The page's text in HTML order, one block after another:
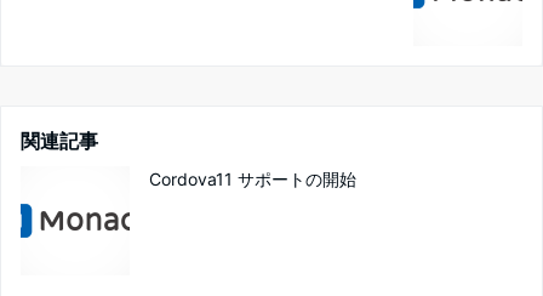
関連記事
Cordova11 サポートの開始